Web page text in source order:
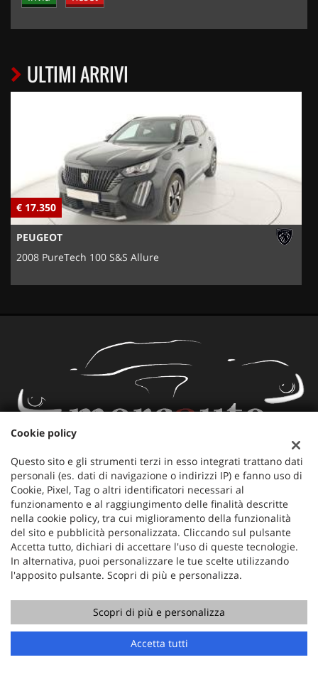
Contatta un consulente
ULTIMI ARRIVI
€ 17.350
PEUGEOT
2008 PureTech 100 S&S Allure
Mercauto
Via Nazionale 171
36056 Tezze sul Brenta (VI)
Telefono:
+39 049 597 4422
Cellulare:
+39 329 273 2302
Fax:
+39 049 597 4422
Email:
info@mercauto2.com
ALLES DI INVERSO LORENZO
Via Nazionale, 171 PD - 36056 Tezze sul Brenta
C.F/P.IVA:03514030240
Cookie policy
Questo sito e gli strumenti terzi in esso integrati trattano dati
personali (es. dati di navigazione o indirizzi IP) e fanno uso di
Cookie, Pixel, Tag o altri identificatori necessari al
funzionamento e al raggiungimento delle finalità descritte
nella cookie policy, tra cui miglioramento della funzionalità
del sito e pubblicità personalizzata. Cliccando sul pulsante
Accetta tutto, dichiari di accettare l'uso di queste tecnologie.
In alternativa, puoi personalizzare le tue scelte utilizzando
l'apposito pulsante. Scopri di più e personalizza.
Scopri di più e personalizza
Accetta tutti